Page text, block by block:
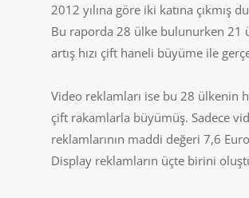
2012 yılına göre iki katına çıkmış
Bu raporda 28 ülke bulunurken 21
artış hızı çift haneli büyüme ile
Video reklamları ise bu 28 ülkenin
çift rakamlarla büyümüş. Sadece
reklamlarının maddi değeri 7,6
Display reklamların üçte birini